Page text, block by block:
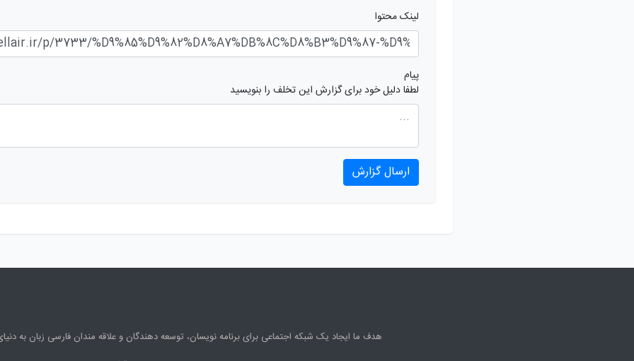
لینک محتوا
پیام
لطفا دلیل خود برای گزارش این تخلف را بنویسید
ارسال گزارش
هدف ما ایجاد یک شبکه اجتماعی برای برنامه نویسان، توسعه دهندگان و علاقه مندان فارسی زبان به